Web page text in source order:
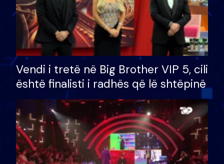
Vendi i tretë në Big Brother VIP 5, cili
është finalisti i radhës që lë shtëpinë